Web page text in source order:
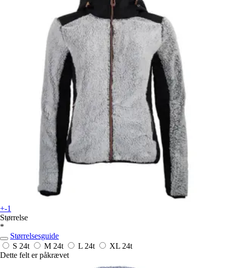
+-1
Størrelse
*
Størrelsesguide
S 24t M 24t L 24t XL 24t
Dette felt er påkrævet